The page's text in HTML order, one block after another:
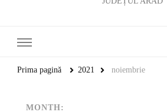
Prima pagină 2021 noiembrie
MONTH: